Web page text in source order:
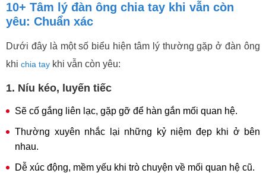
10+ Tâm lý đàn ông chia tay khi vẫn còn
yêu: Chuẩn xác
Dưới đây là một số biểu hiện tâm lý thường gặp ở đàn ông
khi chia tay khi vẫn còn yêu:
1. Níu kéo, luyến tiếc
Sẽ cố gắng liên lạc, gặp gỡ để hàn gắn mối quan hệ.
Thường xuyên nhắc lại những kỷ niệm đẹp khi ở bên
nhau.
Dễ xúc động, mềm yếu khi trò chuyện về mối quan hệ cũ.